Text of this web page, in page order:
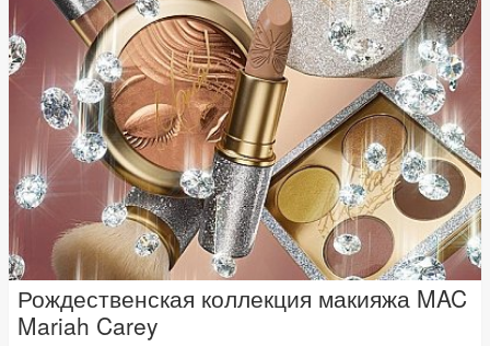
Рождественская коллекция макияжа MAC
Mariah Carey